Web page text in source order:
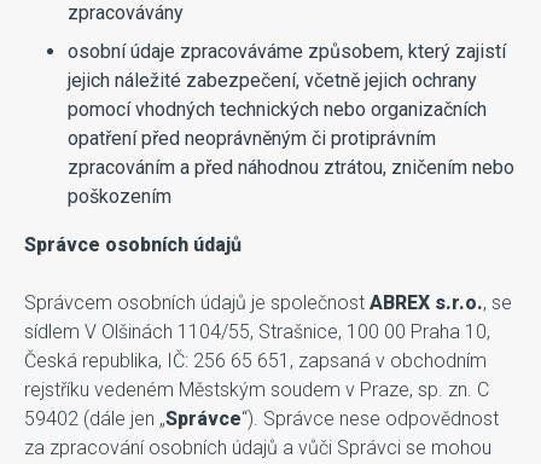
zpracovávány
osobní údaje zpracováváme způsobem, který zajistí
jejich náležité zabezpečení, včetně jejich ochrany
pomocí vhodných technických nebo organizačních
opatření před neoprávněným či protiprávním
zpracováním a před náhodnou ztrátou, zničením nebo
poškozením
Správce osobních údajů
Správcem osobních údajů je společnost ABREX s.r.o., se
sídlem V Olšinách 1104/55, Strašnice, 100 00 Praha 10,
Česká republika, IČ: 256 65 651, zapsaná v obchodním
rejstříku vedeném Městským soudem v Praze, sp. zn. C
59402 (dále jen „Správce“). Správce nese odpovědnost
za zpracování osobních údajů a vůči Správci se mohou